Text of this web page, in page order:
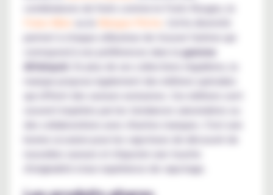
combinaisons de fruits comme le Fruits Rouges, le
Mangue-Pêche
permet à chaque utilisateur de trouver l'arôme qui
correspond à ses préférences dans lagamme
Alfaliquid
marque propose également des éditions spéciales
souvent inspirées par les tendances saisonnières ou
des collaborations avec d'autres marques. C'est une
bonne occasion pour les vapoteurs de découvrir de
nouvelles saveurs et d'ajouter une touche
d'originalité à leur expérience de vapotage.